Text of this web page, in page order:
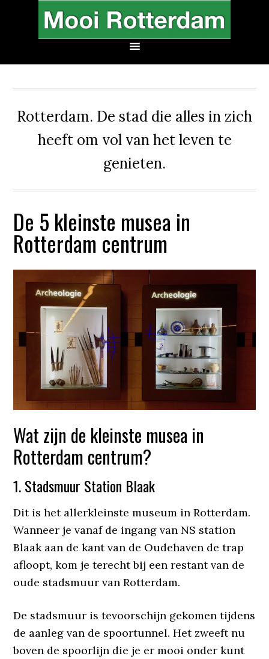
Rotterdam. De stad die alles in zich
heeft om vol van het leven te
genieten.
De 5 kleinste musea in
Rotterdam centrum
Wat zijn de kleinste musea in
Rotterdam centrum?
1. Stadsmuur Station Blaak
Dit is het allerkleinste museum in Rotterdam.
Wanneer je vanaf de ingang van NS station
Blaak aan de kant van de Oudehaven de trap
afloopt, kom je terecht bij een restant van de
oude stadsmuur van Rotterdam.
De stadsmuur is tevoorschijn gekomen tijdens
de aanleg van de spoortunnel. Het zweeft nu
boven de spoorlijn die je er mooi onder kunt